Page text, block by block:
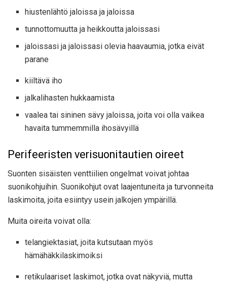
hiustenlähtö jaloissa ja jaloissa
tunnottomuutta ja heikkoutta jaloissasi
jaloissasi ja jaloissasi olevia haavaumia, jotka eivät
parane
kiiltävä iho
jalkalihasten hukkaamista
vaalea tai sininen sävy jaloissa, joita voi olla vaikea
havaita tummemmilla ihosävyillä
Perifeeristen verisuonitautien oireet
Suonten sisäisten venttiilien ongelmat voivat johtaa
suonikohjuihin. Suonikohjut ovat laajentuneita ja turvonneita
laskimoita, joita esiintyy usein jalkojen ympärillä.
Muita oireita voivat olla:
telangiektasiat, joita kutsutaan myös
hämähäkkilaskimoiksi
retikulaariset laskimot, jotka ovat näkyviä, mutta